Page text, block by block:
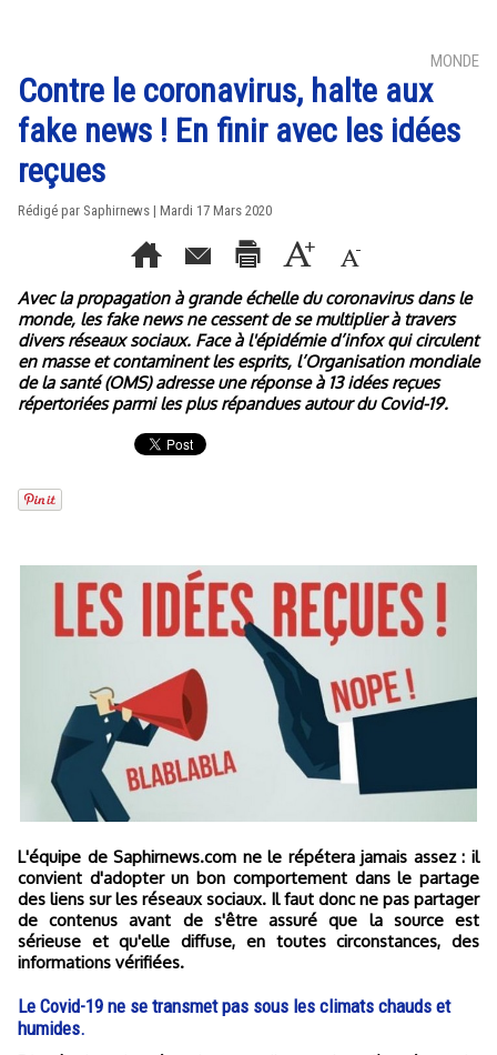
MONDE
Contre le coronavirus, halte aux
fake news ! En finir avec les idées
reçues
Rédigé par Saphirnews | Mardi 17 Mars 2020
Avec la propagation à grande échelle du coronavirus dans le
monde, les fake news ne cessent de se multiplier à travers
divers réseaux sociaux. Face à l'épidémie d’infox qui circulent
en masse et contaminent les esprits, l’Organisation mondiale
de la santé (OMS) adresse une réponse à 13 idées reçues
répertoriées parmi les plus répandues autour du Covid-19.
L'équipe de Saphirnews.com ne le répétera jamais assez : il
convient d'adopter un bon comportement dans le partage
des liens sur les réseaux sociaux. Il faut donc ne pas partager
de contenus avant de s'être assuré que la source est
sérieuse et qu'elle diffuse, en toutes circonstances, des
informations vérifiées.
Le Covid-19 ne se transmet pas sous les climats chauds et
humides.